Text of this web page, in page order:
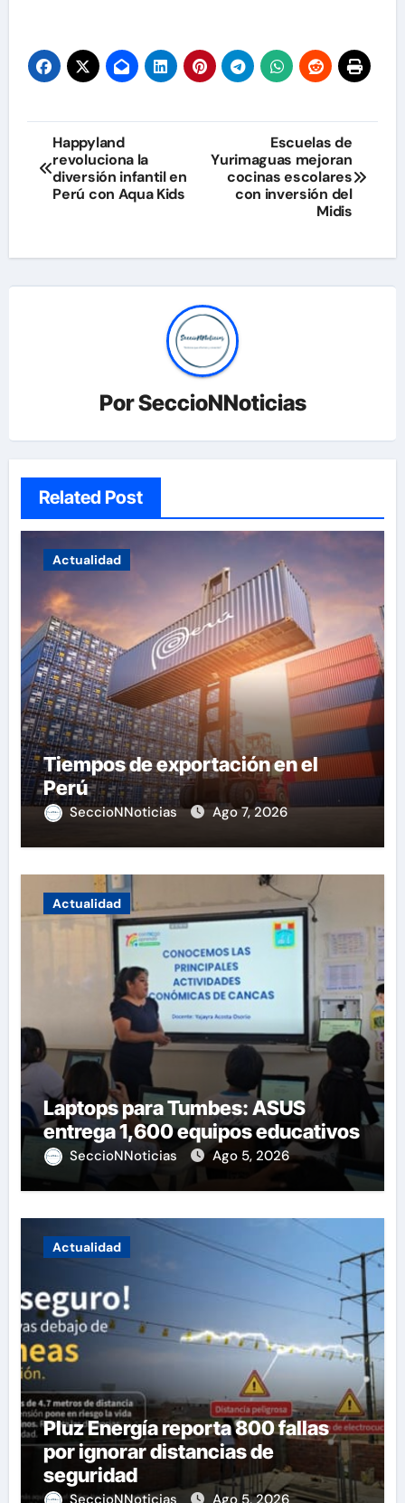
Navegación
de
entradas
Happyland
revoluciona la
diversión infantil en
Perú con Aqua Kids
Escuelas de
Yurimaguas mejoran
cocinas escolares
con inversión del
Midis
PorSeccioNNoticias
Related Post
Actualidad
Tiempos de exportación en el
Perú
SeccioNNoticias Ago 7, 2026
Actualidad
Laptops para Tumbes: ASUS
entrega 1,600 equipos educativos
SeccioNNoticias Ago 5, 2026
Actualidad
Pluz Energía reporta 800 fallas
por ignorar distancias de
seguridad
SeccioNNoticias Ago 5, 2026